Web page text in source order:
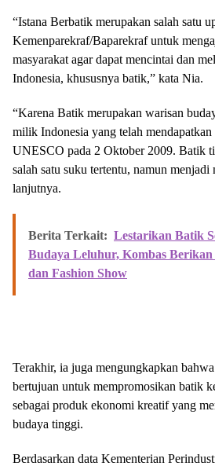
“Istana Berbatik merupakan salah satu
Kemenparekraf/Baparekraf untuk
masyarakat agar dapat mencintai dan
Indonesia, khususnya batik,” kata Nia.
“Karena Batik merupakan warisan
milik Indonesia yang telah mendapatkan
UNESCO pada 2 Oktober 2009. Batik
salah satu suku tertentu, namun
lanjutnya.
Berita Terkait: Lestarikan Batik
Budaya Leluhur, Kombas
dan Fashion Show
Terakhir, ia juga mengungkapkan
bertujuan untuk mempromosikan batik
sebagai produk ekonomi kreatif yang
budaya tinggi.
Berdasarkan data Kementerian